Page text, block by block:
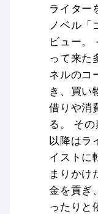
ライター
ノベル「
ビュー。
って来た
ネルのコ
き、買い
借りや消
る。 その
以降はラ
イストに
まりかけ
金を貢ぎ
ったりと